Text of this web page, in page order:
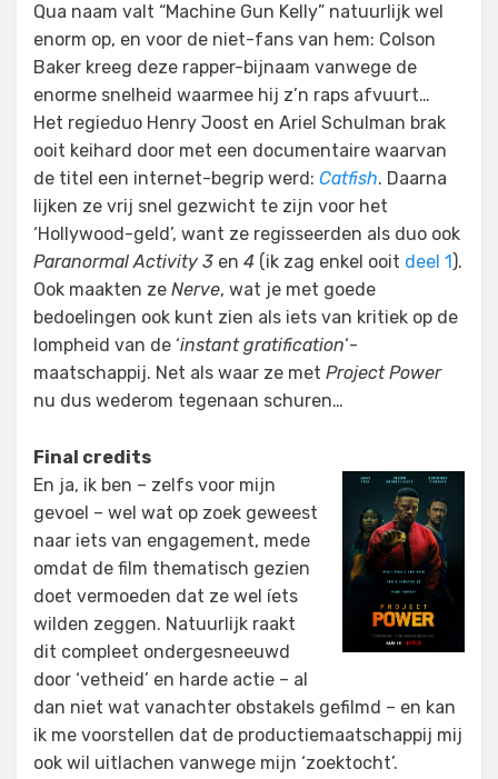
Qua naam valt “Machine Gun Kelly” natuurlijk wel
enorm op, en voor de niet-fans van hem: Colson
Baker kreeg deze rapper-bijnaam vanwege de
enorme snelheid waarmee hij z’n raps afvuurt…
Het regieduo Henry Joost en Ariel Schulman brak
ooit keihard door met een documentaire waarvan
de titel een internet-begrip werd: Catfish. Daarna
lijken ze vrij snel gezwicht te zijn voor het
‘Hollywood-geld’, want ze regisseerden als duo ook
Paranormal Activity 3 en 4 (ik zag enkel ooit deel 1 ).
Ook maakten ze Nerve, wat je met goede
bedoelingen ook kunt zien als iets van kritiek op de
lompheid van de ‘instant gratification‘-
maatschappij. Net als waar ze met Project Power
nu dus wederom tegenaan schuren…
Final credits
En ja, ik ben – zelfs voor mijn
gevoel – wel wat op zoek geweest
naar iets van engagement, mede
omdat de film thematisch gezien
doet vermoeden dat ze wel íets
wilden zeggen. Natuurlijk raakt
dit compleet ondergesneeuwd
door ‘vetheid’ en harde actie – al
dan niet wat vanachter obstakels gefilmd – en kan
ik me voorstellen dat de productiemaatschappij mij
ook wil uitlachen vanwege mijn ‘zoektocht’.